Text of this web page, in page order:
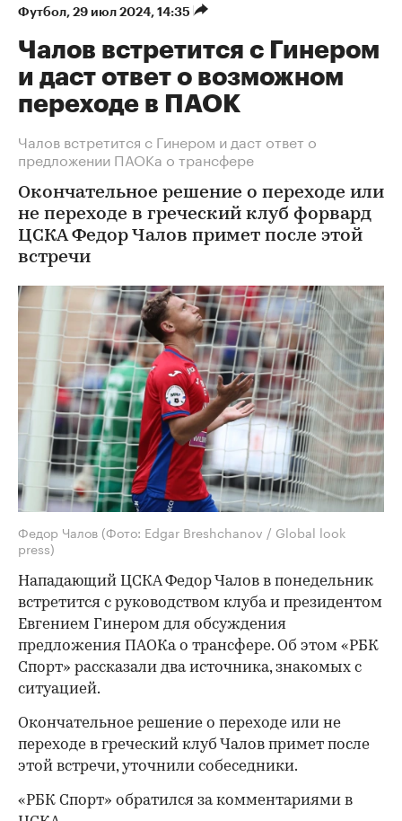
Футбол⁠, 29 июл 2024, 14:35
Чалов встретится с Гинером
и даст ответ о возможном
переходе в ПАОК
Чалов встретится с Гинером и даст ответ о
предложении ПАОКа о трансфере
Окончательное решение о переходе или
не переходе в греческий клуб форвард
ЦСКА Федор Чалов примет после этой
встречи
Федор Чалов (Фото: Edgar Breshchanov / Global look
press)
Нападающий ЦСКА Федор Чалов в понедельник
встретится с руководством клуба и президентом
Евгением Гинером для обсуждения
предложения ПАОКа о трансфере. Об этом «РБК
Спорт» рассказали два источника, знакомых с
ситуацией.
Окончательное решение о переходе или не
переходе в греческий клуб Чалов примет после
этой встречи, уточнили собеседники.
«РБК Спорт» обратился за комментариями в